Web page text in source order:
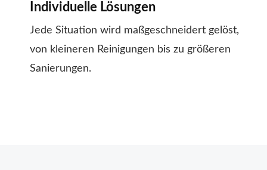
Individuelle Lösungen
Jede Situation wird maßgeschneidert gelöst,
von kleineren Reinigungen bis zu größeren
Sanierungen.